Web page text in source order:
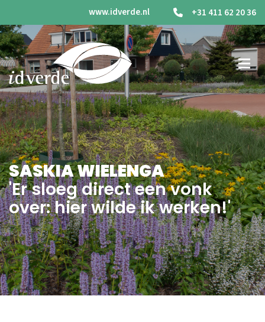
www.idverde.nl +31 411 62 20 36
SASKIA WIELENGA
'Er sloeg direct een vonk
over: hier wilde ik werken!'